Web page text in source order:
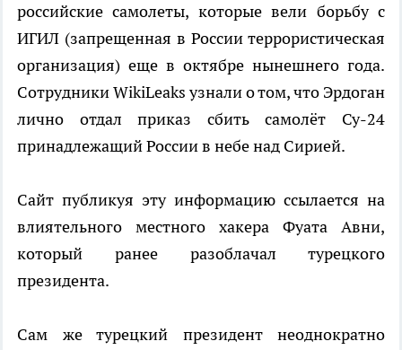
российские самолеты, которые вели борьбу с
ИГИЛ (запрещенная в России террористическая
организация) еще в октябре нынешнего года.
Сотрудники WikiLeaks узнали о том, что Эрдоган
лично отдал приказ сбить самолёт Су-24
принадлежащий России в небе над Сирией.
Сайт публикуя эту информацию ссылается на
влиятельного местного хакера Фуата Авни,
который ранее разоблачал турецкого
президента.
Сам же турецкий президент неоднократно